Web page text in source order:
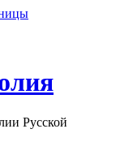
Русской